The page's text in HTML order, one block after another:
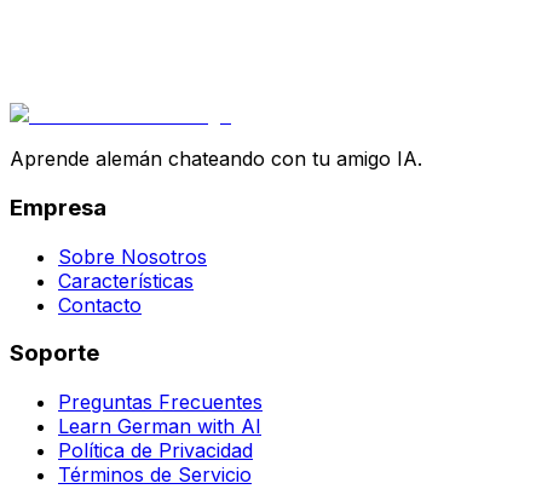
Aprende alemán chateando con tu amigo IA.
Empresa
Sobre Nosotros
Características
Contacto
Soporte
Preguntas Frecuentes
Learn German with AI
Política de Privacidad
Términos de Servicio